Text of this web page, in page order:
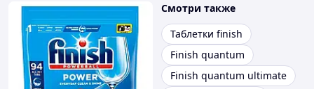
Смотри также
Таблетки finish
Finish quantum
Finish quantum ultimate